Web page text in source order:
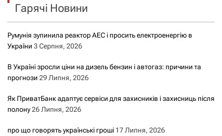
Гарячі Новини
Румунія зупинила реактор АЕС і просить електроенергію в
України 3 Серпня, 2026
В Україні зросли ціни на дизель бензин і автогаз: причини та
прогнози 29 Липня, 2026
Як ПриватБанк адаптує сервіси для захисників і захисниць після
полону26 Липня, 2026
про що говорять українські гроші 17 Липня, 2026